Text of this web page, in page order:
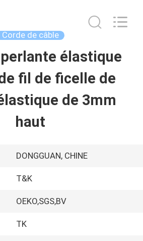
Corde de câble
élastique
fil de ficelle de
de 3mm
haut
DONGGUAN, CHINE
T&K
OEKO,SGS,BV
TK